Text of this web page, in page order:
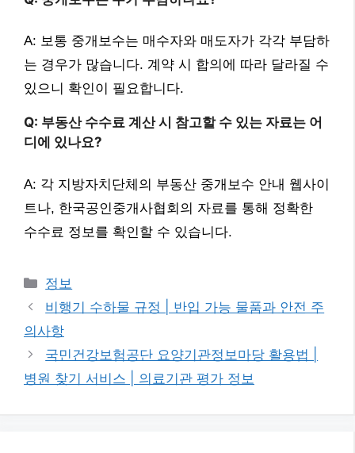
A: 보통 중개보수는 매수자와 매도자가 각각 부담하
는 경우가 많습니다. 계약 시 합의에 따라 달라질 수
있으니 확인이 필요합니다.
Q: 부동산 수수료 계산 시 참고할 수 있는 자료는 어
디에 있나요?
A: 각 지방자치단체의 부동산 중개보수 안내 웹사이
트나, 한국공인중개사협회의 자료를 통해 정확한
수수료 정보를 확인할 수 있습니다.
카
테
고
리
정보
비행기 수하물 규정 | 반입 가능 물품과 안전 주
의사항
국민건강보험공단 요양기관정보마당 활용법 |
병원 찾기 서비스 | 의료기관 평가 정보